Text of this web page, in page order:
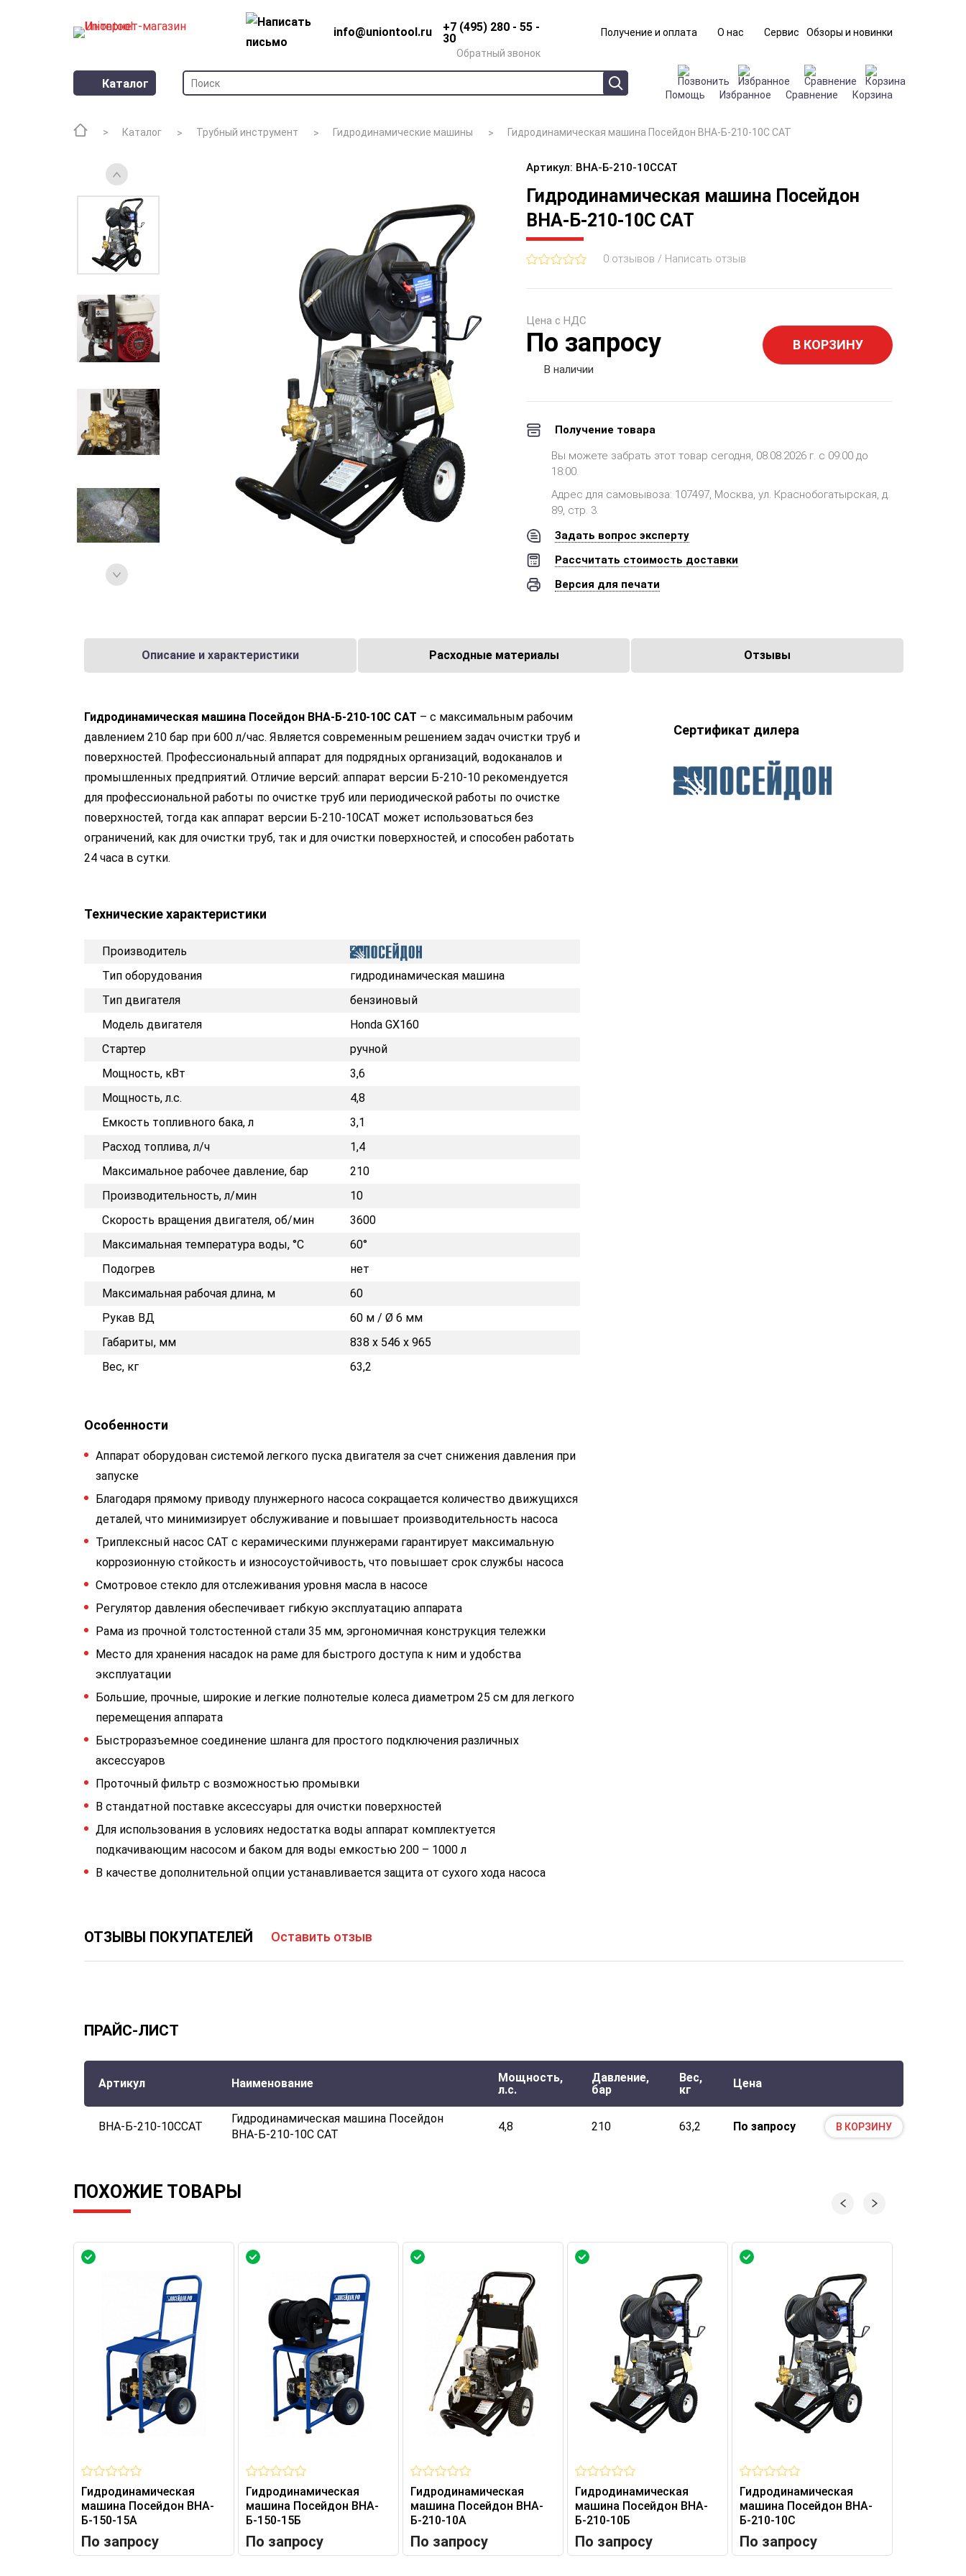
info@uniontool.ru
+7 (495) 280 - 55 -
30
Обратный звонок
Получение и оплата О нас Сервис Обзоры и новинки
Каталог
Помощь Избранное Сравнение Корзина
Каталог Трубный инструмент Гидродинамические машины Гидродинамическая машина Посейдон ВНА-Б-210-10С CAT
Артикул: ВНА-Б-210-10СCAT
Гидродинамическая машина Посейдон
ВНА-Б-210-10С CAT
0 отзывов / Написать отзыв
Цена с НДС
По запросу В КОРЗИНУ
В наличии
Получение товара
Вы можете забрать этот товар сегодня, 08.08.2026 г. с 09:00 до
18:00.
Адрес для самовывоза: 107497, Москва, ул. Краснобогатырская, д.
89, стр. 3.
Задать вопрос эксперту
Рассчитать стоимость доставки
Версия для печати
Описание и характеристики Расходные материалы Отзывы
Гидродинамическая машина Посейдон ВНА-Б-210-10С CAT – с максимальным рабочим
давлением 210 бар при 600 л/час. Является современным решением задач очистки труб и
поверхностей. Профессиональный аппарат для подрядных организаций, водоканалов и
промышленных предприятий. Отличие версий: аппарат версии Б-210-10 рекомендуется
для профессиональной работы по очистке труб или периодической работы по очистке
поверхностей, тогда как аппарат версии Б-210-10CAT может использоваться без
ограничений, как для очистки труб, так и для очистки поверхностей, и способен работать
24 часа в сутки.
Технические характеристики
Производитель
Тип оборудования
гидродинамическая машина
Тип двигателя
бензиновый
Модель двигателя
Honda GX160
Стартер
ручной
Мощность, кВт
3,6
Мощность, л.с.
4,8
Емкость топливного бака, л
3,1
Расход топлива, л/ч
1,4
Максимальное рабочее давление, бар
210
Производительность, л/мин
10
Скорость вращения двигателя, об/мин
3600
Максимальная температура воды, °C
60°
Подогрев
нет
Максимальная рабочая длина, м
60
Рукав ВД
60 м / Ø 6 мм
Габариты, мм
838 х 546 х 965
Вес, кг
63,2
Особенности
Аппарат оборудован системой легкого пуска двигателя за счет снижения давления при
запуске
Благодаря прямому приводу плунжерного насоса сокращается количество движущихся
деталей, что минимизирует обслуживание и повышает производительность насоса
Триплексный насос CAT с керамическими плунжерами гарантирует максимальную
коррозионную стойкость и износоустойчивость, что повышает срок службы насоса
Смотровое стекло для отслеживания уровня масла в насосе
Регулятор давления обеспечивает гибкую эксплуатацию аппарата
Рама из прочной толстостенной стали 35 мм, эргономичная конструкция тележки
Место для хранения насадок на раме для быстрого доступа к ним и удобства
эксплуатации
Большие, прочные, широкие и легкие полнотелые колеса диаметром 25 см для легкого
перемещения аппарата
Быстроразъемное соединение шланга для простого подключения различных
аксессуаров
Проточный фильтр с возможностью промывки
В стандатной поставке аксессуары для очистки поверхностей
Для использования в условиях недостатка воды аппарат комплектуется
подкачивающим насосом и баком для воды емкостью 200 – 1000 л
В качестве дополнительной опции устанавливается защита от сухого хода насоса
Сертификат дилера
ОТЗЫВЫ ПОКУПАТЕЛЕЙ Оставить отзыв
ПРАЙС-ЛИСТ
Артикул Наименование
Мощность,
л.с.
Давление,
бар
Вес,
кг
Цена
ВНА-Б-210-10СCAT
Гидродинамическая машина Посейдон
ВНА-Б-210-10С CAT
4,8 210 63,2 По запросу В КОРЗИНУ
ПОХОЖИЕ ТОВАРЫ
Гидродинамическая
машина Посейдон ВНА-
Б-150-15А
По запросу
Гидродинамическая
машина Посейдон ВНА-
Б-150-15Б
По запросу
Гидродинамическая
машина Посейдон ВНА-
Б-210-10А
По запросу
Гидродинамическая
машина Посейдон ВНА-
Б-210-10Б
По запросу
Гидродинамическая
машина Посейдон ВНА-
Б-210-10С
По запросу